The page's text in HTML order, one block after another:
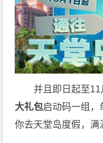
并且即日起至
大礼包启动码一组，
你去天堂岛度假，满